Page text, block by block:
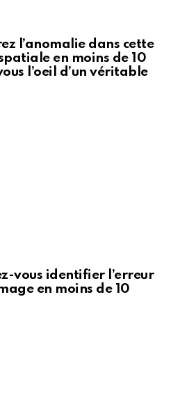
l’anomalie dans cette
en moins de 10
l’oeil d’un véritable
vous identifier l’erreur
en moins de 10